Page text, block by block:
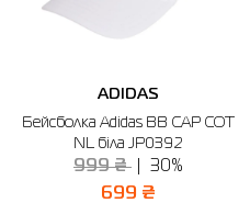
ADIDAS
Бейсболка Adidas BB CAP COT
NL біла JP0392
999 ₴ 30%
699 ₴